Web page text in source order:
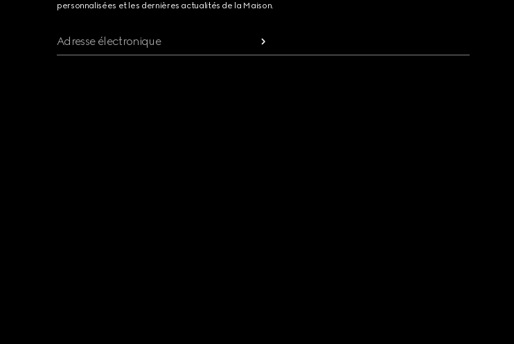
personnalisées et les dernières actualités de la Maison.
Adresse électronique